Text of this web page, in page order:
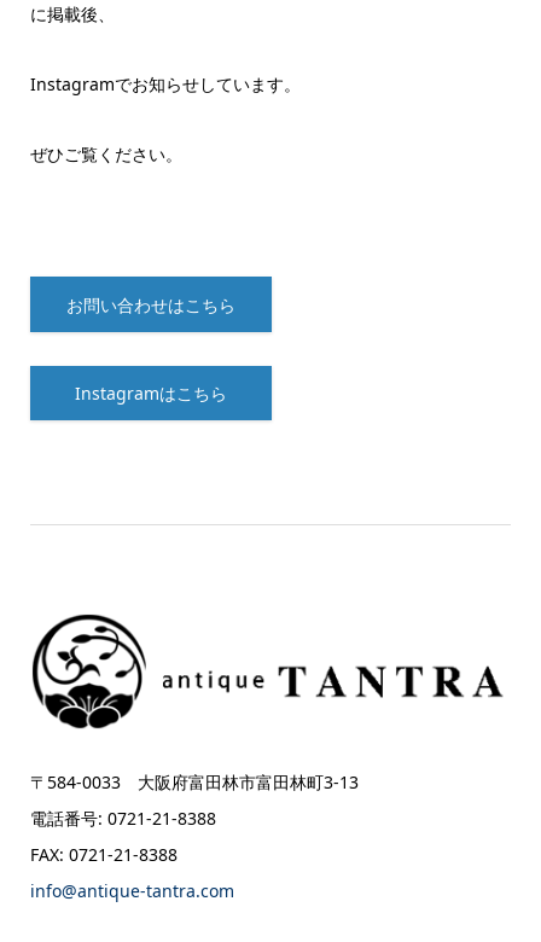
に掲載後、
Instagramでお知らせしています。
ぜひご覧ください。
お問い合わせはこちら
Instagramはこちら
〒584-0033 大阪府富田林市富田林町3-13
電話番号: 0721-21-8388
FAX: 0721-21-8388
info@antique-tantra.com